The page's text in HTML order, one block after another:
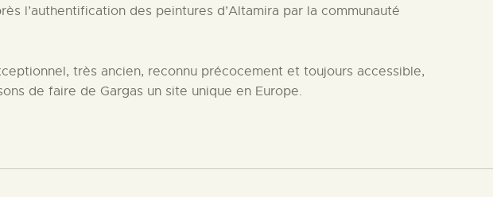
l’authentification des peintures d’Altamira par la communauté
très ancien, reconnu précocement et toujours accessible,
de faire de Gargas un site unique en Europe.